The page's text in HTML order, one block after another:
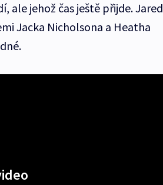
ale jehož čas ještě přijde. Jared
Jacka Nicholsona a Heatha